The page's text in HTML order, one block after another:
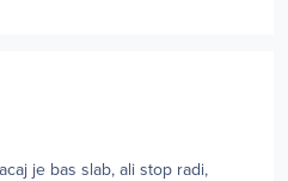
je bas slab, ali stop radi,